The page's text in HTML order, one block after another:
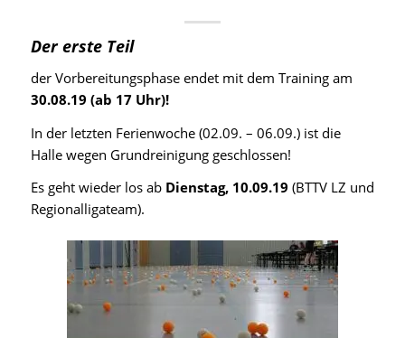
Der erste Teil
der Vorbereitungsphase endet mit dem Training am
30.08.19 (ab 17 Uhr)!
In der letzten Ferienwoche (02.09. – 06.09.) ist die
Halle wegen Grundreinigung geschlossen!
Es geht wieder los ab Dienstag, 10.09.19 (BTTV LZ und
Regionalligateam).